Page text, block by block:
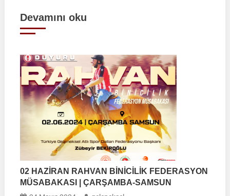
Devamını oku
02 HAZİRAN RAHVAN BİNİCİLİK FEDERASYON
MÜSABAKASI | ÇARŞAMBA-SAMSUN